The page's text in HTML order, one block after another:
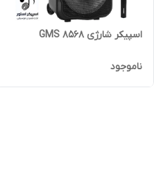
اسپیکر شارژی GMS 8568
ناموجود